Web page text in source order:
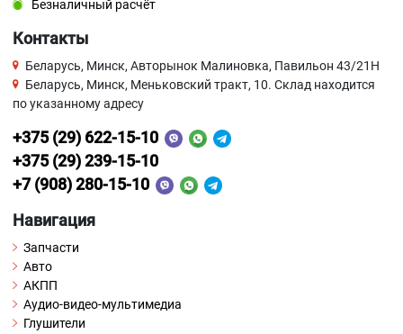
Безналичный расчёт
Контакты
Беларусь, Минск, Авторынок Малиновка, Павильон 43/21Н
Беларусь, Минск, Меньковский тракт, 10. Склад находится
по указанному адресу
+375 (29) 622-15-10
+375 (29) 239-15-10
+7 (908) 280-15-10
Навигация
Запчасти
Авто
АКПП
Аудио-видео-мультимедиа
Глушители